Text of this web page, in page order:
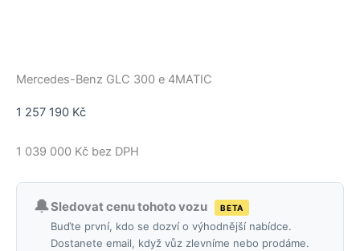
Mercedes-Benz GLC 300 e 4MATIC
1 257 190 Kč
1 039 000 Kč bez DPH
🔔Sledovat cenu tohoto vozu BETA
Buďte první, kdo se dozví o výhodnější nabídce.
Dostanete email, když vůz zlevníme nebo prodáme.